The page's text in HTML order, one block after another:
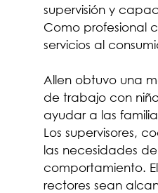
supervisión y
Como profesional
servicios al
Allen obtuvo una
de trabajo con
ayudar a las
Los supervisores,
las necesidades
comportamiento.
rectores sean